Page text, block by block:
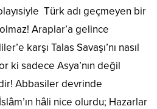
Türk adı geçmeyen bir
Araplar’a gelince
karşı Talas Savaşı’nı nasıl
ki sadece Asya’nın değil
Abbasiler devrinde
hâli nice olurdu; Hazarlar